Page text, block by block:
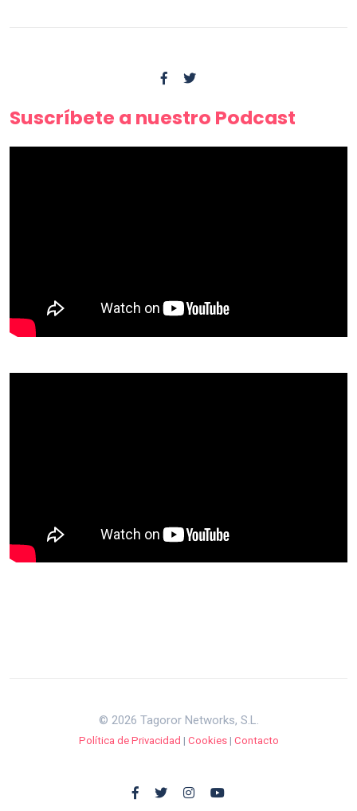
Suscríbete a nuestro Podcast
© 2026 Tagoror Networks, S.L.
Política de Privacidad | Cookies| Contacto